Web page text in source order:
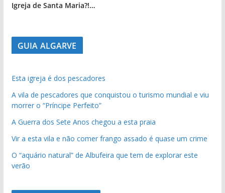
Igreja de Santa Maria?!…
GUIA ALGARVE
Esta igreja é dos pescadores
A vila de pescadores que conquistou o turismo mundial e viu
morrer o “Príncipe Perfeito”
A Guerra dos Sete Anos chegou a esta praia
Vir a esta vila e não comer frango assado é quase um crime
O “aquário natural” de Albufeira que tem de explorar este
verão